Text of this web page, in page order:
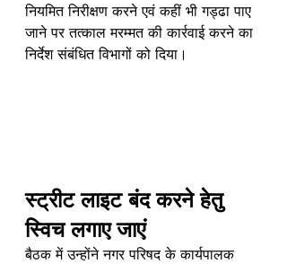
नियमित निरीक्षण करने एवं कहीं भी गड्ढा पाए
जाने पर तत्काल मरम्मत की कार्रवाई करने का
निर्देश संबंधित विभागों को दिया।
स्ट्रीट लाइट बंद करने हेतु
स्विच लगाए जाएं
बैठक में उन्होंने नगर परिषद के कार्यपालक